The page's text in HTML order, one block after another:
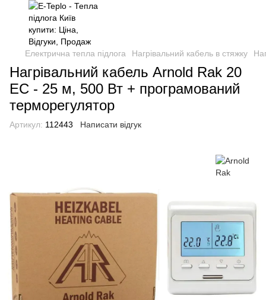
Електрична тепла підлога Нагрівальний кабель в стяжку
Нагрівальний кабель Arnold Rak 20
EC - 25 м, 500 Вт + програмований
терморегулятор
Артикул: 112443 Написати відгук